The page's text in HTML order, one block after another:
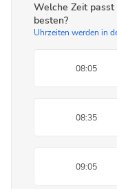
Welche Zeit passt
besten?
Uhrzeiten werden in
08:05
08:35
09:05